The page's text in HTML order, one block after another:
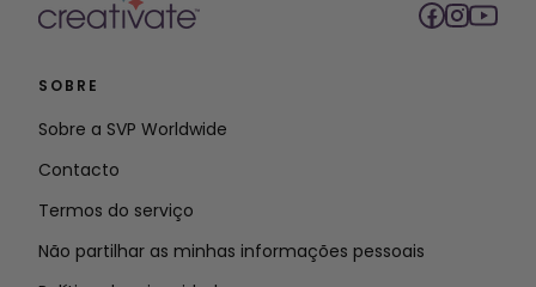
SOBRE
Sobre a SVP Worldwide
Contacto
Termos do serviço
Não partilhar as minhas informações pessoais